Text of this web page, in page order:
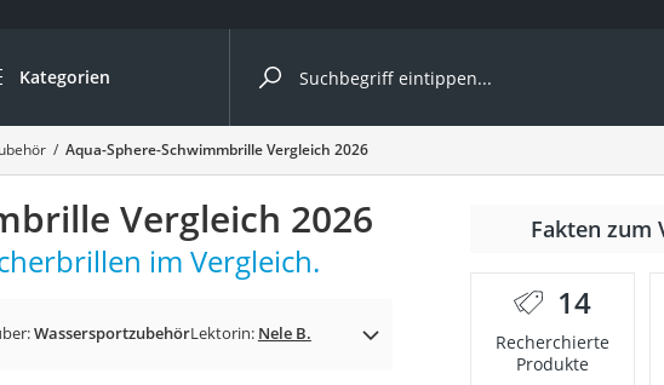
Kategorien
Vergleiche nach Kategorie
& Sport
366 cm
Aqua-Sphere-Schwimmbrille Vergleich 2026
Vergleich 2026
im Vergleich.
WassersportzubehörLektorin: Nele B.
Fakten zum
14
Recherchierte
Produkte